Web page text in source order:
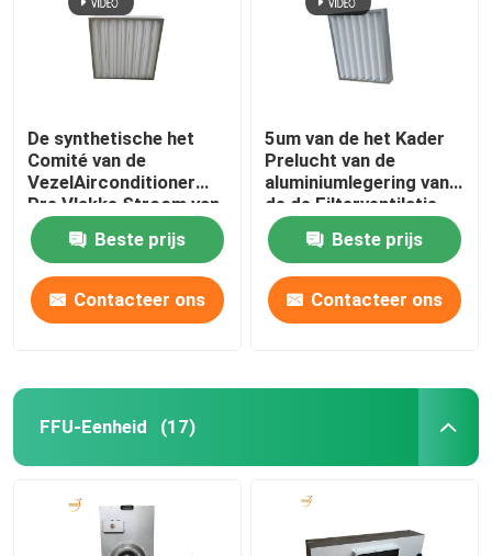
De synthetische het
Comité van de
VezelAirconditioner
Pre Vlakke Stroom van
de Filter5um Grote
Lucht
Beste prijs
Contacteer ons
5um van de het Kader
Prelucht van de
aluminiumlegering van
de de Filterventilatie
het Systeem Vierkante
Vorm
Beste prijs
Contacteer ons
FFU-Eenheid (17)